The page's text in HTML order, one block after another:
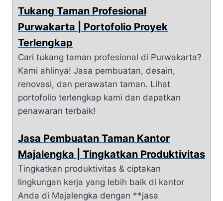
Tukang Taman Profesional
Purwakarta | Portofolio Proyek
Terlengkap
Cari tukang taman profesional di Purwakarta?
Kami ahlinya! Jasa pembuatan, desain,
renovasi, dan perawatan taman. Lihat
portofolio terlengkap kami dan dapatkan
penawaran terbaik!
Jasa Pembuatan Taman Kantor
Majalengka | Tingkatkan Produktivitas
Tingkatkan produktivitas & ciptakan
lingkungan kerja yang lebih baik di kantor
Anda di Majalengka dengan **jasa